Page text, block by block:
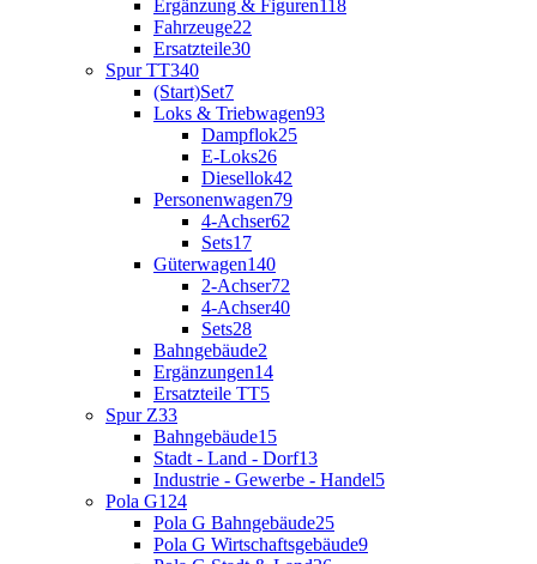
Ergänzung & Figuren118
Fahrzeuge22
Ersatzteile30
Spur TT340
(Start)Set7
Loks & Triebwagen93
Dampflok25
E-Loks26
Diesellok42
Personenwagen79
4-Achser62
Sets17
Güterwagen140
2-Achser72
4-Achser40
Sets28
Bahngebäude2
Ergänzungen14
Ersatzteile TT5
Spur Z33
Bahngebäude15
Stadt - Land - Dorf13
Industrie - Gewerbe - Handel5
Pola G124
Pola G Bahngebäude25
Pola G Wirtschaftsgebäude9